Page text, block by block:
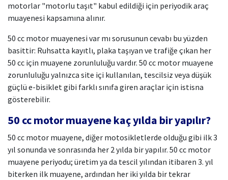
motorlar "motorlu taşıt" kabul edildiği için periyodik araç
muayenesi kapsamına alınır.
50 cc motor muayenesi var mı sorusunun cevabı bu yüzden
basittir: Ruhsatta kayıtlı, plaka taşıyan ve trafiğe çıkan her
50 cc için muayene zorunluluğu vardır. 50 cc motor muayene
zorunluluğu yalnızca site içi kullanılan, tescilsiz veya düşük
güçlü e-bisiklet gibi farklı sınıfa giren araçlar için istisna
gösterebilir.
50 cc motor muayene kaç yılda bir yapılır?
50 cc motor muayene, diğer motosikletlerde olduğu gibi ilk 3
yıl sonunda ve sonrasında her 2 yılda bir yapılır. 50 cc motor
muayene periyodu; üretim ya da tescil yılından itibaren 3. yıl
biterken ilk muayene, ardından her iki yılda bir tekrar